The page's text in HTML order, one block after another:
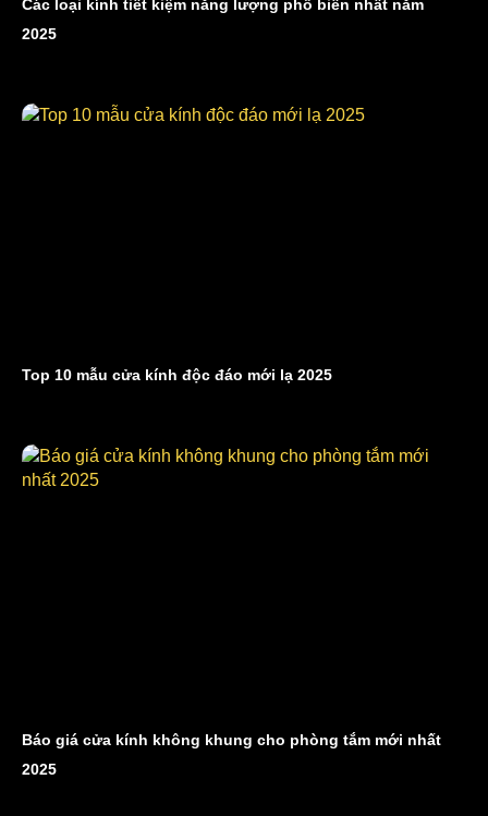
Các loại kính tiết kiệm năng lượng phổ biến nhất năm
2025
Top 10 mẫu cửa kính độc đáo mới lạ 2025
Báo giá cửa kính không khung cho phòng tắm mới nhất
2025